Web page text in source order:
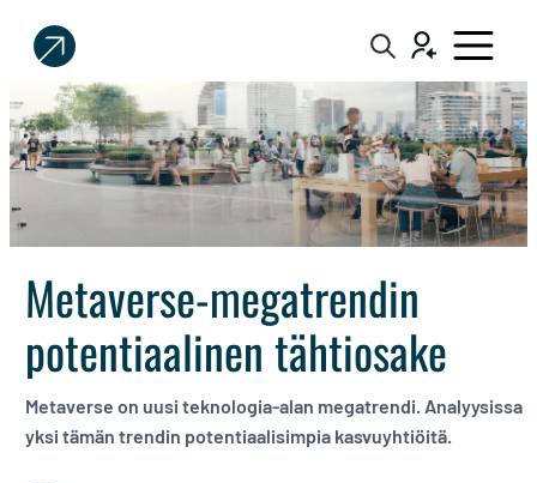
Sijoittaja.fi
Tee
parempia
sijoituspäätöksiä
Metaverse-megatrendin
potentiaalinen tähtiosake
Metaverse on uusi teknologia-alan megatrendi. Analyysissa
yksi tämän trendin potentiaalisimpia kasvuyhtiöitä.